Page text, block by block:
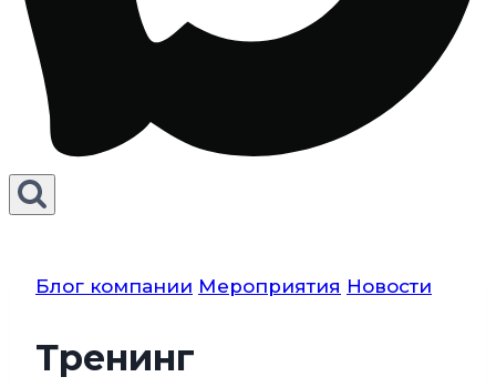
Блог компании Мероприятия Новости
Тренинг